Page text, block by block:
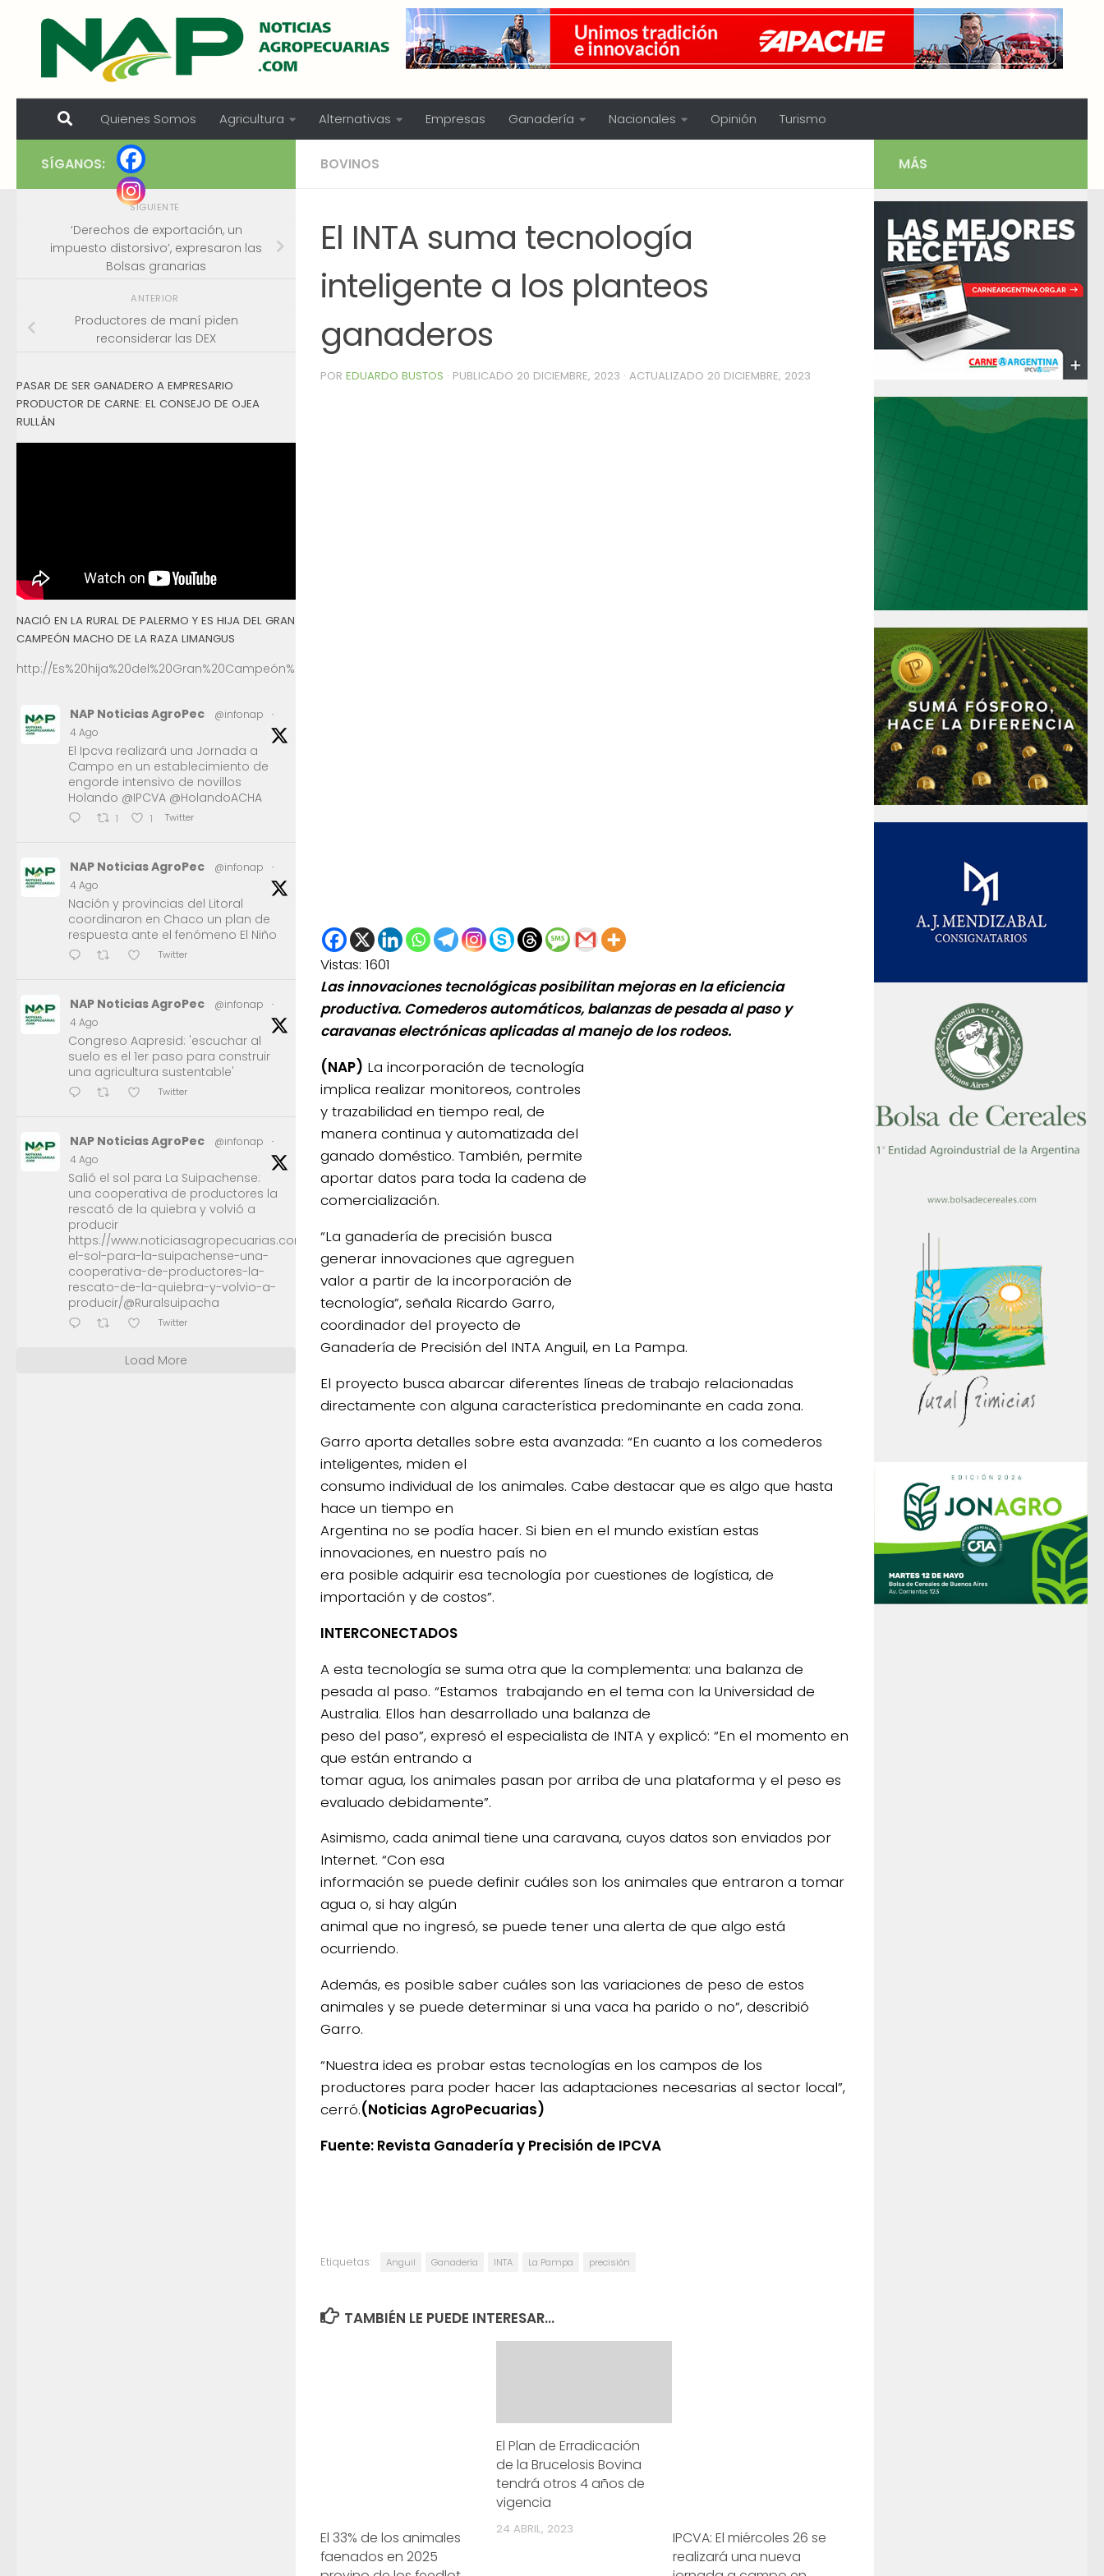
Skip to content
Quienes Somos Agricultura Alternativas Empresas Ganadería Nacionales Opinión Turismo
BOVINOS
El INTA suma tecnología
inteligente a los planteos
ganaderos
POR EDUARDO BUSTOS · PUBLICADO 20 DICIEMBRE, 2023 · ACTUALIZADO 20 DICIEMBRE, 2023
Vistas: 1601
Las innovaciones tecnológicas posibilitan mejoras en la eficiencia
productiva. Comederos automáticos, balanzas de pesada al paso y
caravanas electrónicas aplicadas al manejo de los rodeos.
(NAP) La incorporación de tecnología
implica realizar monitoreos, controles
y trazabilidad en tiempo real, de
manera continua y automatizada del
ganado doméstico. También, permite
aportar datos para toda la cadena de
comercialización.
“La ganadería de precisión busca
generar innovaciones que agreguen
valor a partir de la incorporación de
tecnología”, señala Ricardo Garro,
coordinador del proyecto de
Ganadería de Precisión del INTA Anguil, en La Pampa.
El proyecto busca abarcar diferentes líneas de trabajo relacionadas
directamente con alguna característica predominante en cada zona.
Garro aporta detalles sobre esta avanzada: “En cuanto a los comederos
inteligentes, miden el
consumo individual de los animales. Cabe destacar que es algo que hasta
hace un tiempo en
Argentina no se podía hacer. Si bien en el mundo existían estas
innovaciones, en nuestro país no
era posible adquirir esa tecnología por cuestiones de logística, de
importación y de costos”.
INTERCONECTADOS
A esta tecnología se suma otra que la complementa: una balanza de
pesada al paso. “Estamos trabajando en el tema con la Universidad de
Australia. Ellos han desarrollado una balanza de
peso del paso”, expresó el especialista de INTA y explicó: “En el momento en
que están entrando a
tomar agua, los animales pasan por arriba de una plataforma y el peso es
evaluado debidamente”.
Asimismo, cada animal tiene una caravana, cuyos datos son enviados por
Internet. “Con esa
información se puede definir cuáles son los animales que entraron a tomar
agua o, si hay algún
animal que no ingresó, se puede tener una alerta de que algo está
ocurriendo.
Además, es posible saber cuáles son las variaciones de peso de estos
animales y se puede determinar si una vaca ha parido o no”, describió
Garro.
“Nuestra idea es probar estas tecnologías en los campos de los
productores para poder hacer las adaptaciones necesarias al sector local”,
cerró.(Noticias AgroPecuarias)
Fuente: Revista Ganadería y Precisión de IPCVA
Etiquetas: Anguil Ganadería INTA La Pampa precisión
TAMBIÉN LE PUEDE INTERESAR...
El 33% de los animales
faenados en 2025
El Plan de Erradicación
de la Brucelosis Bovina
tendrá otros 4 años de
vigencia
24 ABRIL, 2023
IPCVA: El miércoles 26 se
realizará una nueva
SÍGANOS:
SIGUIENTE
‘Derechos de exportación, un
impuesto distorsivo’, expresaron las
Bolsas granarias
ANTERIOR
Productores de maní piden
reconsiderar las DEX
PASAR DE SER GANADERO A EMPRESARIO
PRODUCTOR DE CARNE: EL CONSEJO DE OJEA
RULLÁN
NACIÓ EN LA RURAL DE PALERMO Y ES HIJA DEL GRAN
CAMPEÓN MACHO DE LA RAZA LIMANGUS
http://Es%20hija%20del%20Gran%20Campeón%20Macho%20de%20la%20Raza%20Limangus,
NAP Noticias AgroPec @infonap
·
4 Ago
El Ipcva realizará una Jornada a
Campo en un establecimiento de
engorde intensivo de novillos
Holando @IPCVA @HolandoACHA
1 1 Twitter
NAP Noticias AgroPec @infonap
·
4 Ago
Nación y provincias del Litoral
coordinaron en Chaco un plan de
respuesta ante el fenómeno El Niño
Twitter
NAP Noticias AgroPec @infonap
·
4 Ago
Congreso Aapresid: 'escuchar al
suelo es el 1er paso para construir
una agricultura sustentable'
Twitter
NAP Noticias AgroPec @infonap
·
4 Ago
Salió el sol para La Suipachense:
una cooperativa de productores la
rescató de la quiebra y volvió a
producir
https://www.noticiasagropecuarias.com/2026/08/04/salio-
el-sol-para-la-suipachense-una-
cooperativa-de-productores-la-
rescato-de-la-quiebra-y-volvio-a-
producir/@Ruralsuipacha
Twitter
Load More
MÁS